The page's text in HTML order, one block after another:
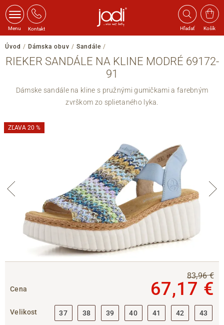
Menu Kontakt Hľadať Košík
Úvod / Dámska obuv / Sandále /
RIEKER SANDÁLE NA KLINE MODRÉ 69172-
91
Dámske sandále na kline s pružnými gumičkami a farebným
zvrškom zo splietaného lyka.
ZĽAVA 20 %
Cena
83,96 €
67,17 €
Velikost 37 38 39 40 41 42 43